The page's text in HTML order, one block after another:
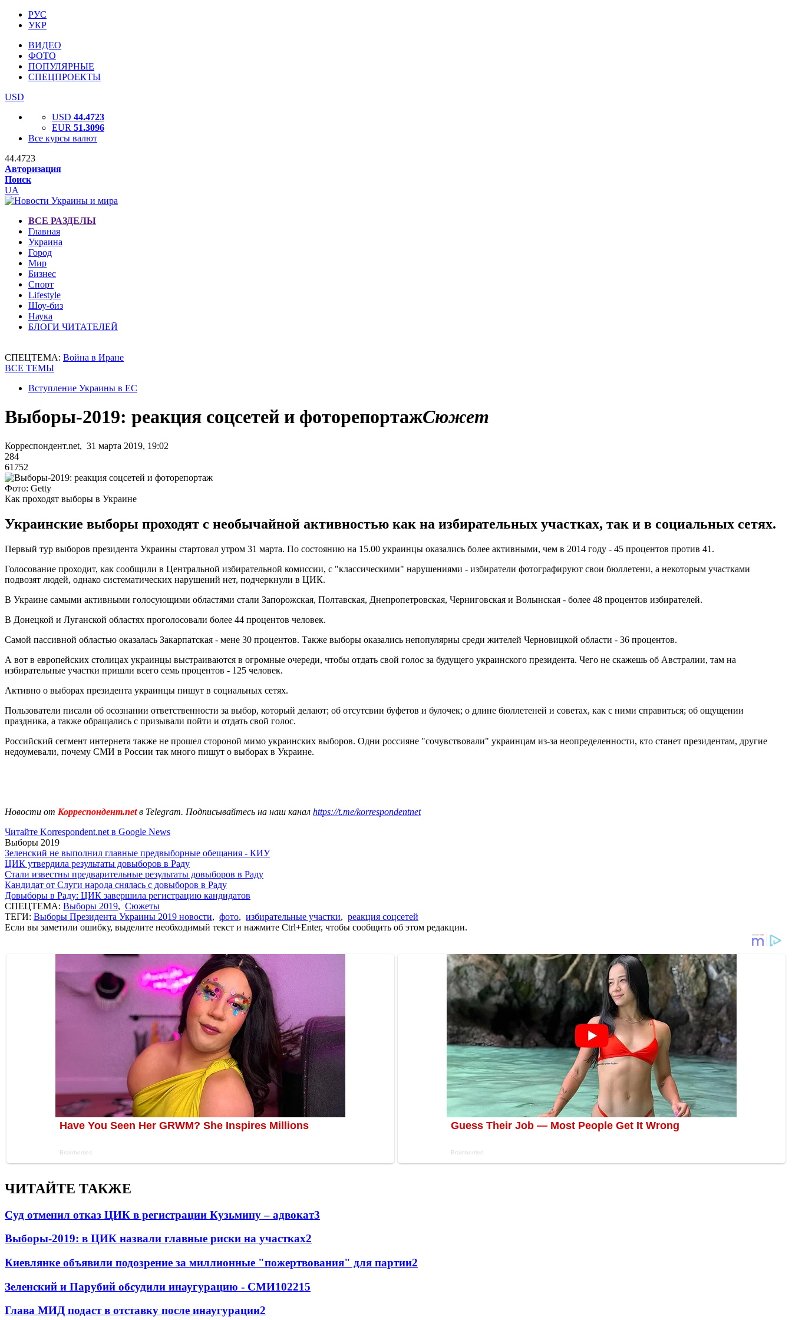
РУС
УКР
ВИДЕО
ФОТО
ПОПУЛЯРНЫЕ
СПЕЦПРОЕКТЫ
USD
USD 44.4723
EUR 51.3096
Все курсы валют
44.4723
Авторизация
Поиск
UA
ВСЕ РАЗДЕЛЫ
Главная
Украина
Город
Мир
Бизнес
Спорт
Lifestyle
Шоу-биз
Наука
БЛОГИ ЧИТАТЕЛЕЙ
СПЕЦТЕМА: Война в Иране
ВСЕ ТЕМЫ
Вступление Украины в ЕС
Выборы-2019: реакция соцсетей и фоторепортажСюжет
Корреспондент.net, 31 марта 2019, 19:02
284
61752
Фото: Getty
Как проходят выборы в Украине
Украинские выборы проходят с необычайной активностью как на избирательных участках, так и в социальных сетях.
Первый тур выборов президента Украины стартовал утром 31 марта. По состоянию на 15.00 украинцы оказались более активными, чем в 2014 году - 45 процентов против 41.
Голосование проходит, как сообщили в Центральной избирательной комиссии, с "классическими" нарушениями - избиратели фотографируют свои бюллетени, а некоторым участками
подвозят людей, однако систематических нарушений нет, подчеркнули в ЦИК.
В Украине самыми активными голосующими областями стали Запорожская, Полтавская, Днепропетровская, Черниговская и Волынская - более 48 процентов избирателей.
В Донецкой и Луганской областях проголосовали более 44 процентов человек.
Самой пассивной областью оказалась Закарпатская - мене 30 процентов. Также выборы оказались непопулярны среди жителей Черновицкой области - 36 процентов.
А вот в европейских столицах украинцы выстраиваются в огромные очереди, чтобы отдать свой голос за будущего украинского президента. Чего не скажешь об Австралии, там на
избирательные участки пришли всего семь процентов - 125 человек.
Активно о выборах президента украинцы пишут в социальных сетях.
Пользователи писали об осознании ответственности за выбор, который делают; об отсутсвии буфетов и булочек; о длине бюллетеней и советах, как с ними справиться; об ощущении
праздника, а также обращались с призывали пойти и отдать свой голос.
Российский сегмент интернета также не прошел стороной мимо украинских выборов. Одни россияне "сочувствовали" украинцам из-за неопределенности, кто станет президентам, другие
недоумевали, почему СМИ в России так много пишут о выборах в Украине.
Новости от Корреспондент.netв Telegram. Подписывайтесь на наш канал https://t.me/korrespondentnet
Читайте Korrespondent.net в Google News
Выборы 2019
Зеленский не выполнил главные предвыборные обещания - КИУ
ЦИК утвердила результаты довыборов в Раду
Стали известны предварительные результаты довыборов в Раду
Кандидат от Слуги народа снялась с довыборов в Раду
Довыборы в Раду: ЦИК завершила регистрацию кандидатов
СПЕЦТЕМА: Выборы 2019, Сюжеты
ТЕГИ: Выборы Президента Украины 2019 новости, фото, избирательные участки, реакция соцсетей
Если вы заметили ошибку, выделите необходимый текст и нажмите Ctrl+Enter, чтобы сообщить об этом редакции.
ЧИТАЙТЕ ТАКЖЕ
Суд отменил отказ ЦИК в регистрации Кузьмину – адвокат3
Выборы-2019: в ЦИК назвали главные риски на участках2
Киевлянке объявили подозрение за миллионные "пожертвования" для партии2
Зеленский и Парубий обсудили инаугурацию - СМИ102215
Глава МИД подаст в отставку после инаугурации2